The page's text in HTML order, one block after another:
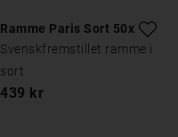
Ramme Paris Sort 50x70
Svenskfremstillet ramme i
sort
439 kr